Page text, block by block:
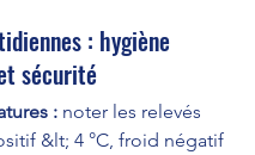
: hygiène
sécurité
: noter les relevés
&lt; 4 °C, froid négatif